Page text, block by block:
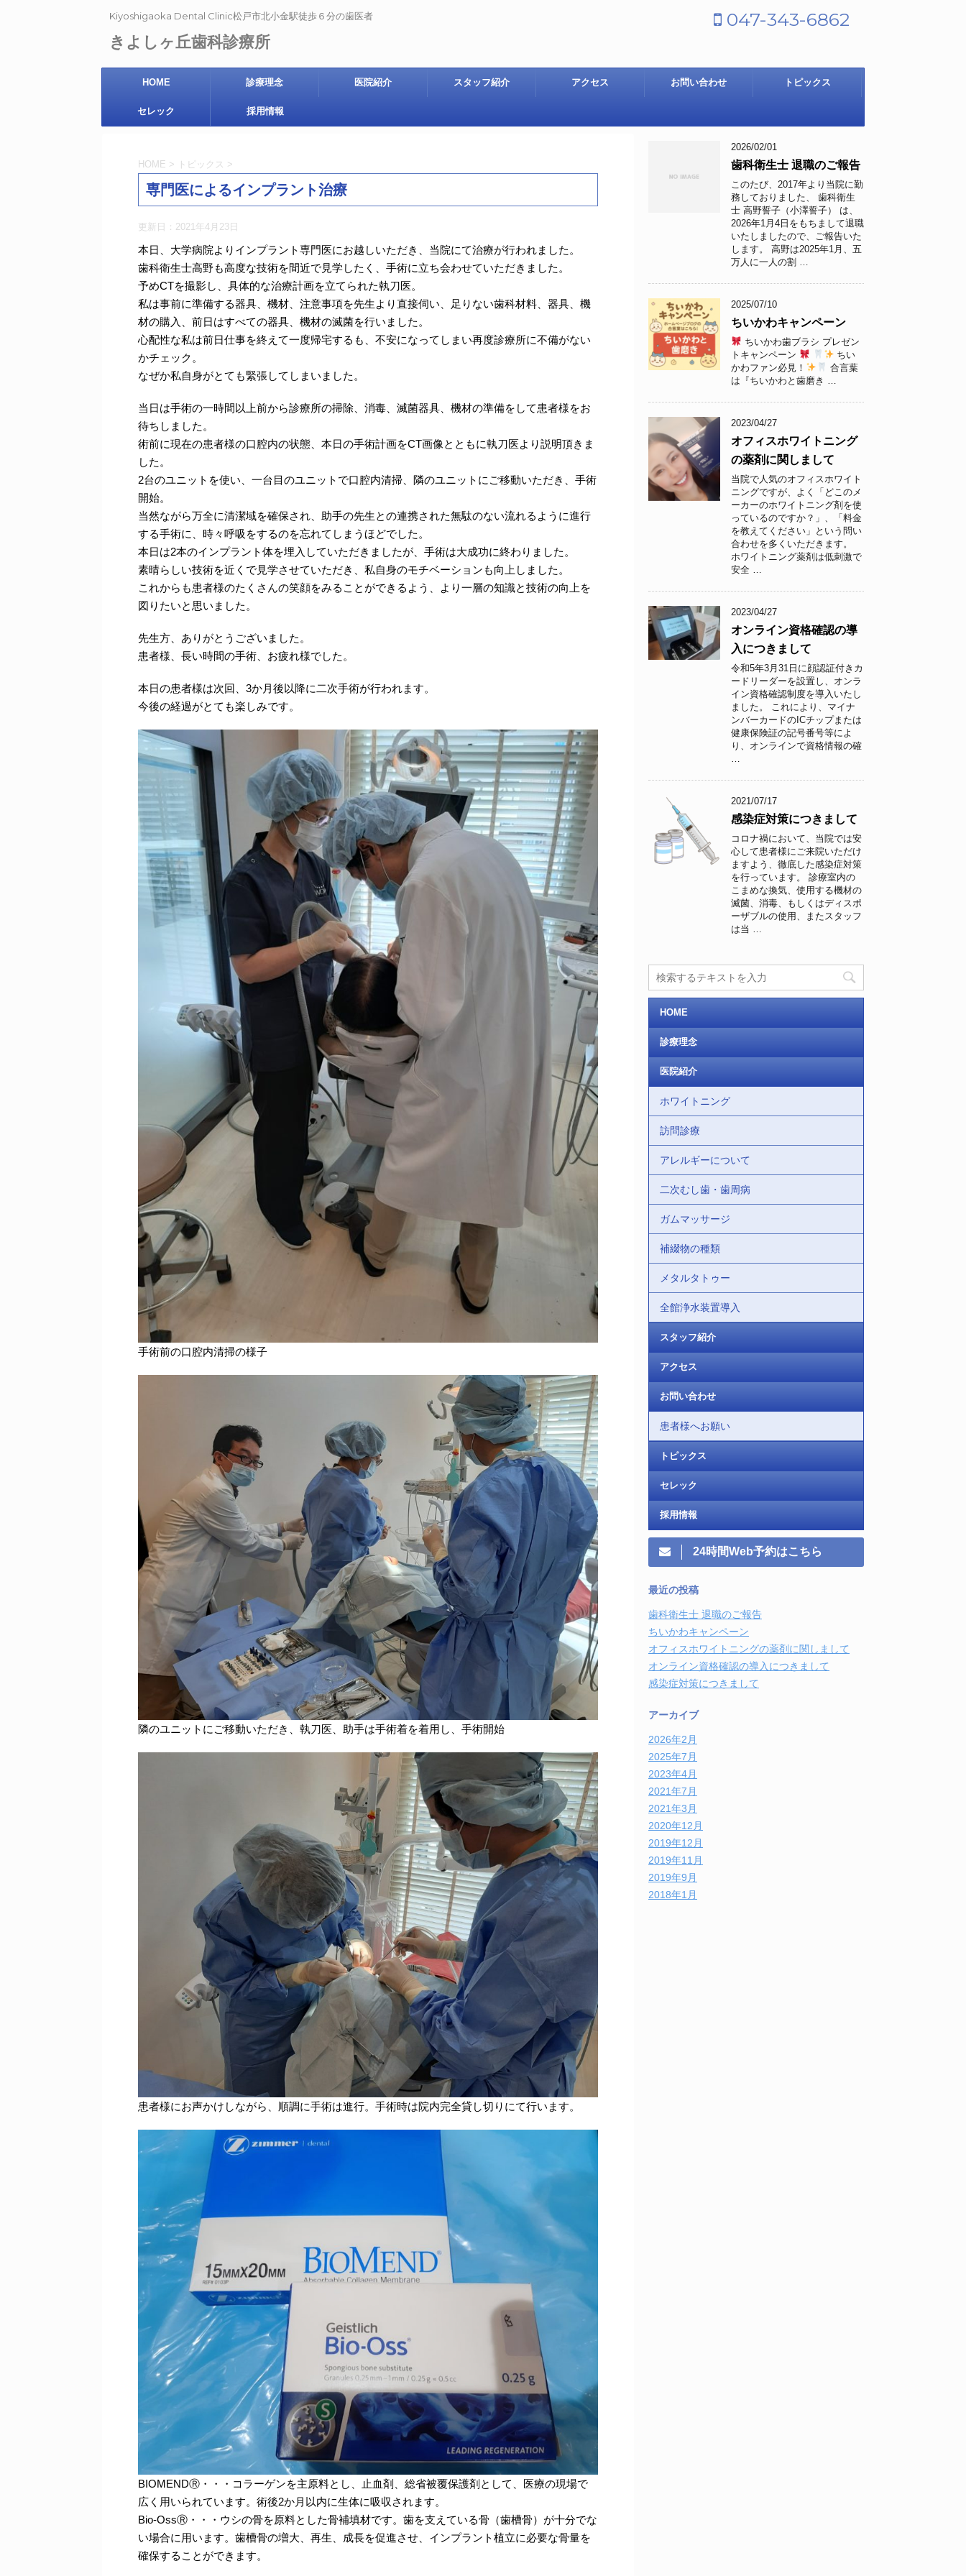
Kiyoshigaoka Dental Clinic松戸市北小金駅徒歩６分の歯医者
きよしヶ丘歯科診療所
047-343-6862
HOME 診療理念 医院紹介 スタッフ紹介 アクセス お問い合わせ トピックス
セレック 採用情報
HOME > トピックス >
専門医によるインプラント治療
更新日： 2021年4月23日
本日、大学病院よりインプラント専門医にお越しいただき、当院にて治療が行われました。
歯科衛生士高野も高度な技術を間近で見学したく、手術に立ち会わせていただきました。
予めCTを撮影し、具体的な治療計画を立てられた執刀医。
私は事前に準備する器具、機材、注意事項を先生より直接伺い、足りない歯科材料、器具、機
材の購入、前日はすべての器具、機材の滅菌を行いました。
心配性な私は前日仕事を終えて一度帰宅するも、不安になってしまい再度診療所に不備がない
かチェック。
なぜか私自身がとても緊張してしまいました。
当日は手術の一時間以上前から診療所の掃除、消毒、滅菌器具、機材の準備をして患者様をお
待ちしました。
術前に現在の患者様の口腔内の状態、本日の手術計画をCT画像とともに執刀医より説明頂きま
した。
2台のユニットを使い、一台目のユニットで口腔内清掃、隣のユニットにご移動いただき、手術
開始。
当然ながら万全に清潔域を確保され、助手の先生との連携された無駄のない流れるように進行
する手術に、時々呼吸をするのを忘れてしまうほどでした。
本日は2本のインプラント体を埋入していただきましたが、手術は大成功に終わりました。
素晴らしい技術を近くで見学させていただき、私自身のモチベーションも向上しました。
これからも患者様のたくさんの笑顔をみることができるよう、より一層の知識と技術の向上を
図りたいと思いました。
先生方、ありがとうございました。
患者様、長い時間の手術、お疲れ様でした。
本日の患者様は次回、3か月後以降に二次手術が行われます。
今後の経過がとても楽しみです。
手術前の口腔内清掃の様子
隣のユニットにご移動いただき、執刀医、助手は手術着を着用し、手術開始
患者様にお声かけしながら、順調に手術は進行。手術時は院内完全貸し切りにて行います。
BIOMENDⓇ・・・コラーゲンを主原料とし、止血剤、総省被覆保護剤として、医療の現場で
広く用いられています。術後2か月以内に生体に吸収されます。
Bio-OssⓇ・・・ウシの骨を原料とした骨補填材です。歯を支えている骨（歯槽骨）が十分でな
い場合に用います。歯槽骨の増大、再生、成長を促進させ、インプラント植立に必要な骨量を
確保することができます。
2026/02/01
歯科衛生士 退職のご報告
このたび、2017年より当院に勤
務しておりました、 歯科衛生
士 高野誓子（小澤誓子） は、
2026年1月4日をもちまして退職
いたしましたので、ご報告いた
します。 高野は2025年1月、五
万人に一人の割 …
2025/07/10
ちいかわキャンペーン
ちいかわ歯ブラシ プレゼン
トキャンペーン
ちい
かわファン必見！
合言葉
は『ちいかわと歯磨き …
2023/04/27
オフィスホワイトニング
の薬剤に関しまして
当院で人気のオフィスホワイト
ニングですが、よく「どこのメ
ーカーのホワイトニング剤を使
っているのですか？」、「料金
を教えてください」という問い
合わせを多くいただきます。
ホワイトニング薬剤は低刺激で
安全 …
2023/04/27
オンライン資格確認の導
入につきまして
令和5年3月31日に顔認証付きカ
ードリーダーを設置し、オンラ
イン資格確認制度を導入いたし
ました。 これにより、マイナ
ンバーカードのICチップまたは
健康保険証の記号番号等によ
り、オンラインで資格情報の確
…
2021/07/17
感染症対策につきまして
コロナ禍において、当院では安
心して患者様にご来院いただけ
ますよう、徹底した感染症対策
を行っています。 診療室内の
こまめな換気、使用する機材の
滅菌、消毒、もしくはディスポ
ーザブルの使用、またスタッフ
は当 …
HOME
診療理念
医院紹介
ホワイトニング
訪問診療
アレルギーについて
二次むし歯・歯周病
ガムマッサージ
補綴物の種類
メタルタトゥー
全館浄水装置導入
スタッフ紹介
アクセス
お問い合わせ
患者様へお願い
トピックス
セレック
採用情報
24時間Web予約はこちら
最近の投稿
歯科衛生士 退職のご報告
ちいかわキャンペーン
オフィスホワイトニングの薬剤に関しまして
オンライン資格確認の導入につきまして
感染症対策につきまして
アーカイブ
2026年2月
2025年7月
2023年4月
2021年7月
2021年3月
2020年12月
2019年12月
2019年11月
2019年9月
2018年1月